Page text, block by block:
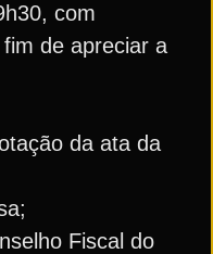
com
de apreciar a
da ata da
Fiscal do